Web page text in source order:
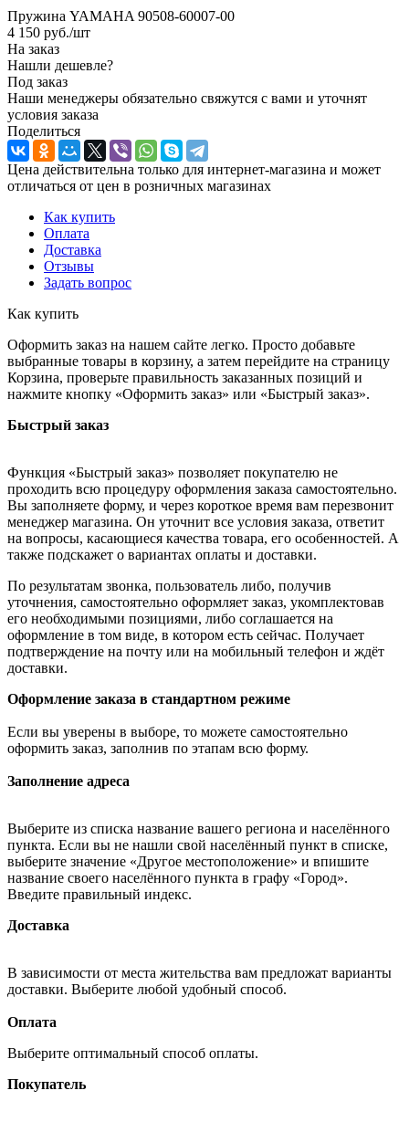
Пружина YAMAHA 90508-60007-00
4 150 руб./шт
На заказ
Нашли дешевле?
Под заказ
Наши менеджеры обязательно свяжутся с вами и уточнят
условия заказа
Поделиться
Цена действительна только для интернет-магазина и может
отличаться от цен в розничных магазинах
Как купить
Оплата
Доставка
Отзывы
Задать вопрос
Как купить
Оформить заказ на нашем сайте легко. Просто добавьте
выбранные товары в корзину, а затем перейдите на страницу
Корзина, проверьте правильность заказанных позиций и
нажмите кнопку «Оформить заказ» или «Быстрый заказ».
Быстрый заказ
Функция «Быстрый заказ» позволяет покупателю не
проходить всю процедуру оформления заказа самостоятельно.
Вы заполняете форму, и через короткое время вам перезвонит
менеджер магазина. Он уточнит все условия заказа, ответит
на вопросы, касающиеся качества товара, его особенностей. А
также подскажет о вариантах оплаты и доставки.
По результатам звонка, пользователь либо, получив
уточнения, самостоятельно оформляет заказ, укомплектовав
его необходимыми позициями, либо соглашается на
оформление в том виде, в котором есть сейчас. Получает
подтверждение на почту или на мобильный телефон и ждёт
доставки.
Оформление заказа в стандартном режиме
Если вы уверены в выборе, то можете самостоятельно
оформить заказ, заполнив по этапам всю форму.
Заполнение адреса
Выберите из списка название вашего региона и населённого
пункта. Если вы не нашли свой населённый пункт в списке,
выберите значение «Другое местоположение» и впишите
название своего населённого пункта в графу «Город».
Введите правильный индекс.
Доставка
В зависимости от места жительства вам предложат варианты
доставки. Выберите любой удобный способ.
Оплата
Выберите оптимальный способ оплаты.
Покупатель